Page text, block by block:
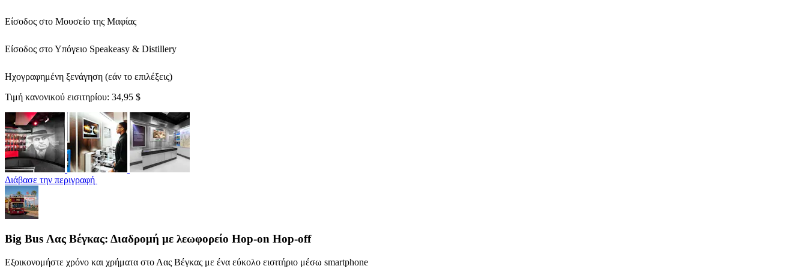
Είσοδος στο Μουσείο της Μαφίας
Είσοδος στο Υπόγειο Speakeasy & Distillery
Ηχογραφημένη ξενάγηση (εάν το επιλέξεις)
Τιμή κανονικού εισιτηρίου: 34,95 $
Διάβασε την περιγραφή
Big Bus Λας Βέγκας: Διαδρομή με λεωφορείο Hop-on Hop-off
Εξοικονομήστε χρόνο και χρήματα στο Λας Βέγκας με ένα εύκολο εισιτήριο μέσω smartphone